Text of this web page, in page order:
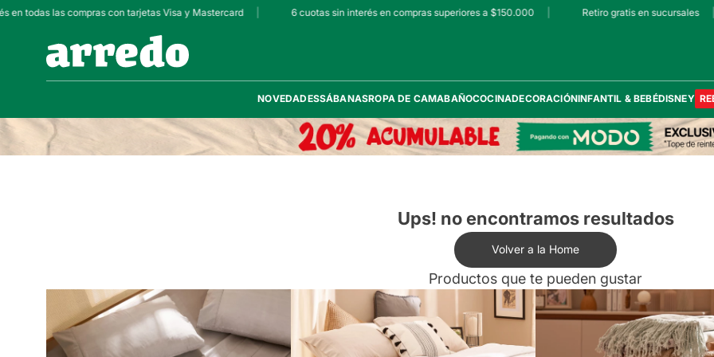
todas las compras con tarjetas Visa y Mastercard 6 cuotas sin interés en compras superiores a $150.000 Retiro gratis en sucursales
NOVEDADESSÁBANASROPA DE CAMABAÑOCOCINADECORACIÓNINFANTIL & BEBÉDISNEY
Ups! no encontramos resultados
Volver a la Home
Productos que te pueden gustar